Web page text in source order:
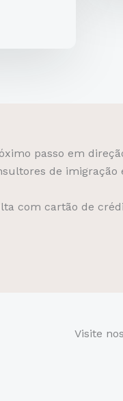
passo em
de
com cartão de
Visite